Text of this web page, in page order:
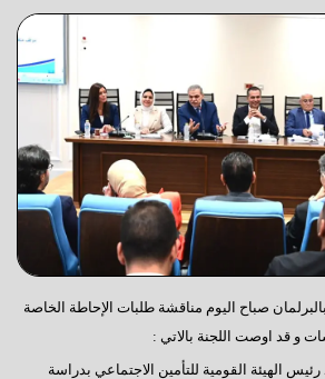
صباح اليوم مناقشة طلبات الإحاطة الخاصة
و قد اوصت اللجنة بالاتي :
رئيس الهيئة القومية للتأمين الاجتماعي بدراسة